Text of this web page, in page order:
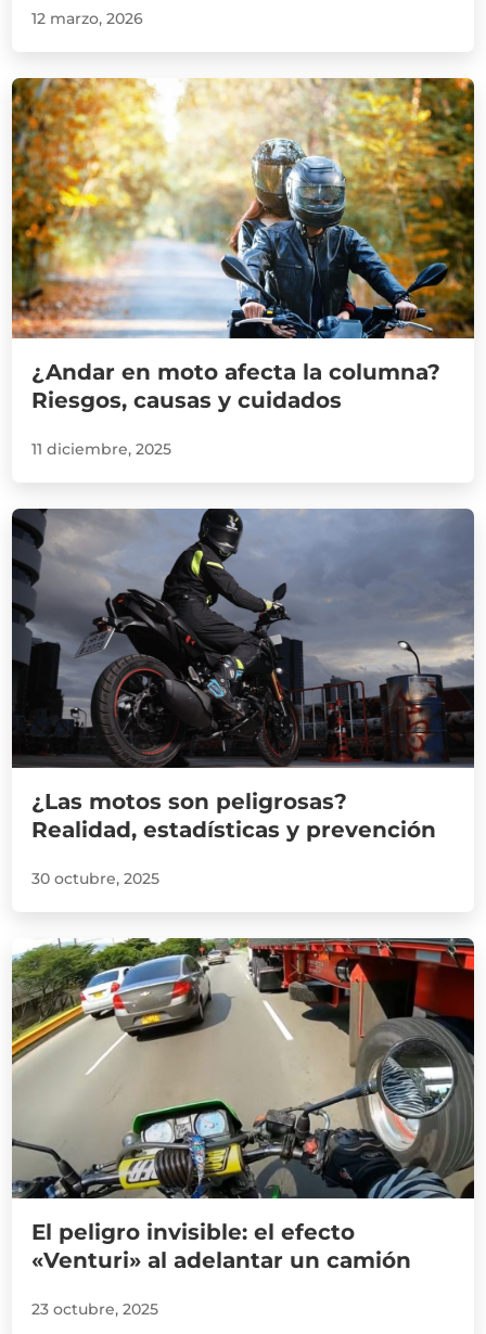
12 marzo, 2026
¿Andar en moto afecta la columna?
Riesgos, causas y cuidados
11 diciembre, 2025
¿Las motos son peligrosas?
Realidad, estadísticas y prevención
30 octubre, 2025
El peligro invisible: el efecto
«Venturi» al adelantar un camión
23 octubre, 2025